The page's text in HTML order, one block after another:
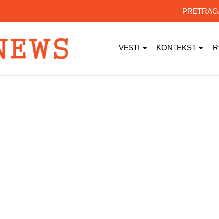
VESTI KONTEKST